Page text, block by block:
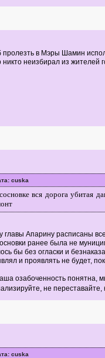
пролезть в Мэры Шамин
никто неизбирал из жителей
cuska
вся дорога убитая
главы Апарину расписаны
ранее была не
бы без огласки и
и проявлять не будет,
озабоченность понятна,
не
cuska